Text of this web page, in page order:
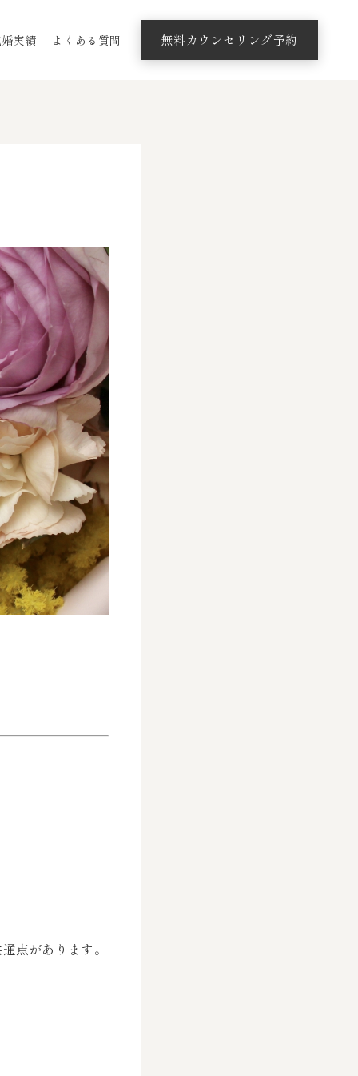
実績 よくある質問 無料カウンセリング予約
点があります。